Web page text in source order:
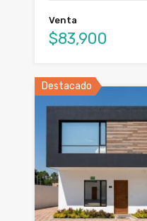
Venta
$83,900
Destacado